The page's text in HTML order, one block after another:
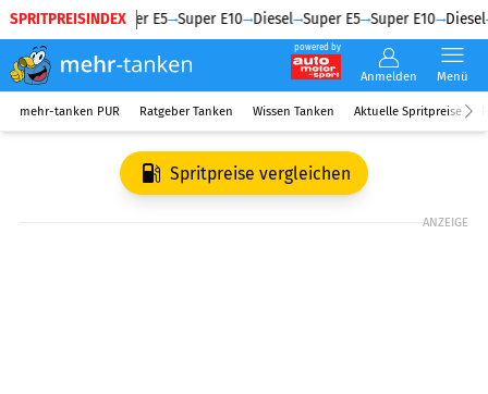
SPRITPREISINDEX
Diesel Super E5 Super E10 Diesel Super E5 Super E10 Diesel
powered by
Anmelden Menü
mehr-tanken PUR Ratgeber Tanken Wissen Tanken Aktuelle Spritpreise
Spritpreise vergleichen
ANZEIGE